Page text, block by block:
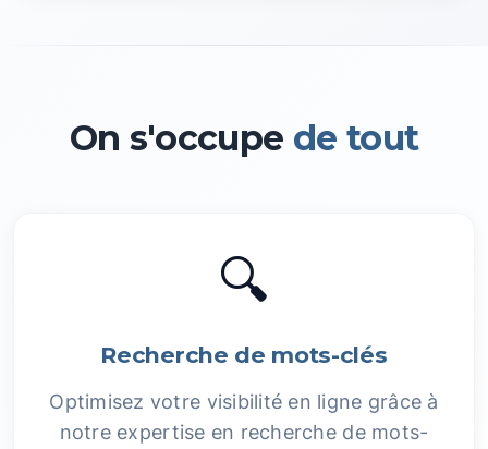
On s'occupe de tout
🔍
Recherche de mots-clés
Optimisez votre visibilité en ligne grâce à
notre expertise en recherche de mots-